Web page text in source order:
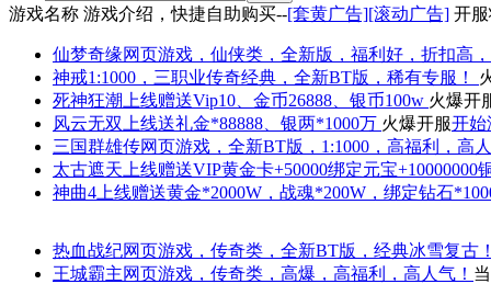
游戏名称 游戏介绍，快捷自助购买--[套黄广告][滚动广告] 开
仙梦奇缘网页游戏，仙侠类，全新版，福利好，折扣高
神戒1:1000，三职业传奇经典，全新BT版，稀有专服！
死神狂潮 上线赠送Vip10、金币26888、银币100w 火爆开
风云无双 上线送礼金*88888、银两*1000万 火爆开服开始
三国群雄传网页游戏，全新BT版，1:1000，高福利，高
太古遮天 上线赠送VIP黄金卡+50000绑定元宝+10000000
神曲4 上线赠送黄金*2000W，战魂*200W，绑定钻石
热血战纪网页游戏，传奇类，全新BT版，经典冰雪复古
王城霸主网页游戏，传奇类，高爆，高福利，高人气！